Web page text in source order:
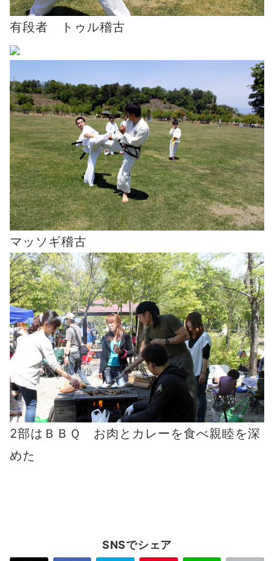
有段者 トゥル稽古
マッソギ稽古
2部はＢＢＱ お肉とカレーを食べ親睦を深
めた
SNSでシェア